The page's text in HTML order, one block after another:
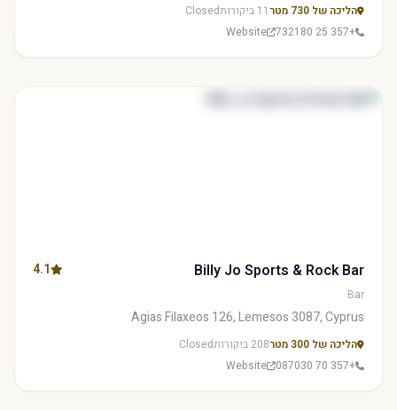
הליכה של 730 מטר 11 ביקורות
Closed
+357 25 732180
Website
Billy Jo Sports & Rock Bar
4.1
Bar
Agias Filaxeos 126, Lemesos 3087, Cyprus
הליכה של 300 מטר 208 ביקורות
Closed
+357 70 087030
Website